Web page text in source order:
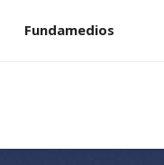
Fundamedios